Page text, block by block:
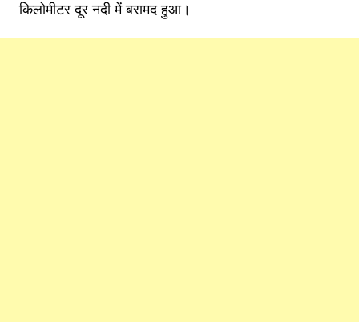
किलोमीटर दूर नदी में बरामद हुआ।